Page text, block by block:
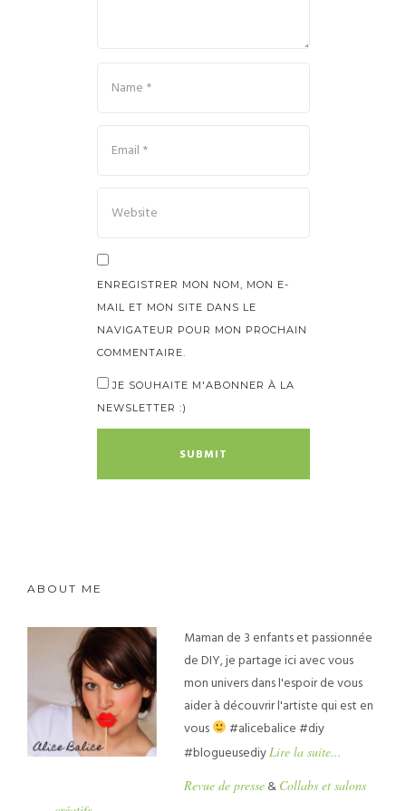
ENREGISTRER MON NOM, MON E-
MAIL ET MON SITE DANS LE
NAVIGATEUR POUR MON PROCHAIN
COMMENTAIRE.
JE SOUHAITE M'ABONNER À LA
NEWSLETTER :)
ABOUT ME
Maman de 3 enfants et passionnée
de DIY, je partage ici avec vous
mon univers dans l'espoir de vous
aider à découvrir l'artiste qui est en
vous
#alicebalice #diy
#blogueusediyLire la suite...
Revue de presse & Collabs et salons